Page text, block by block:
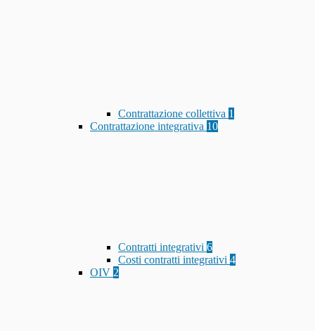
Contrattazione collettiva 1
Contrattazione integrativa 10
Contratti integrativi 6
Costi contratti integrativi 4
OIV 2